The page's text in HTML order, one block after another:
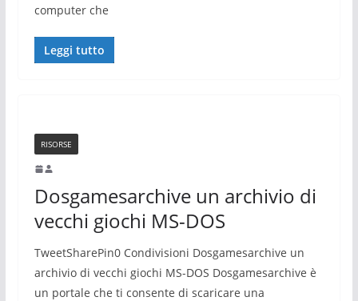
computer che
Leggi tutto
RISORSE
Dosgamesarchive un archivio di
vecchi giochi MS-DOS
TweetSharePin0 Condivisioni Dosgamesarchive un
archivio di vecchi giochi MS-DOS Dosgamesarchive è
un portale che ti consente di scaricare una